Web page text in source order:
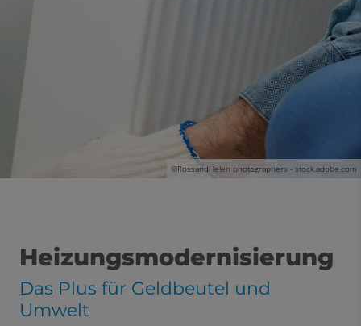
©RossandHelen photographers - stock.adobe.com
Heizungsmodernisierung
Das Plus für Geldbeutel und
Umwelt